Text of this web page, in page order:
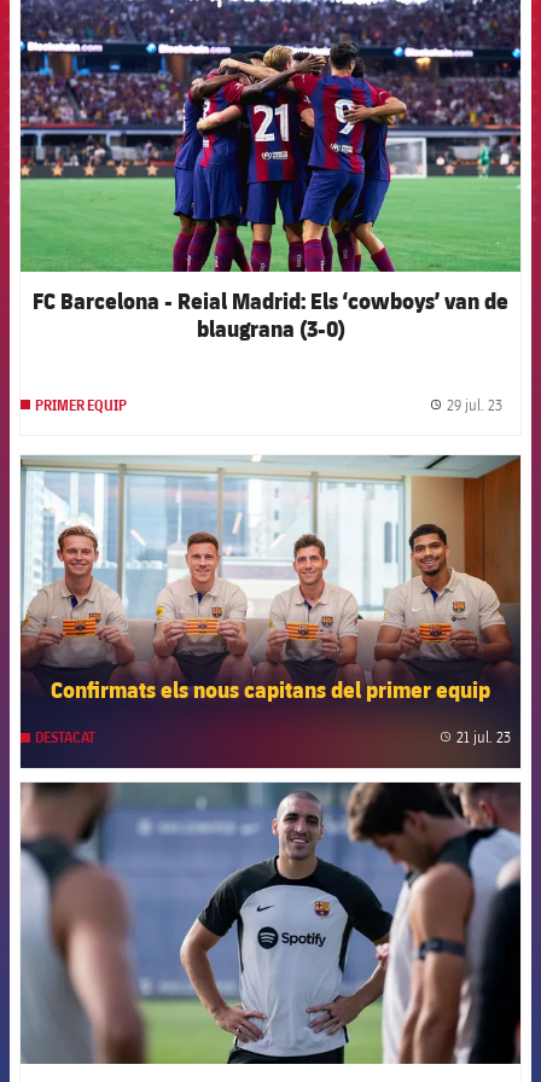
FC Barcelona - Reial Madrid: Els ‘cowboys’ van de
blaugrana (3-0)
PRIMER EQUIP 29 jul. 23
FCB Barcelona badge
Confirmats els nous capitans del primer equip
DESTACAT 21 jul. 23
FCB Barcelona badge